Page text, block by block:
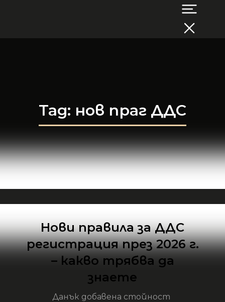
Tag: нов праг ДДС
Нови правила за ДДС
регистрация през 2026 г.
– какво трябва да
знаете
Данък добавена стойност